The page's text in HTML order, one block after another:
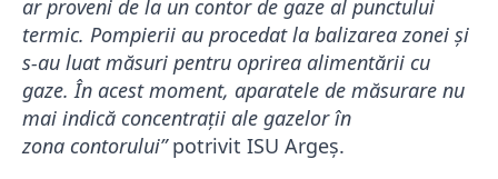
ar proveni de la un contor de gaze al punctului
termic. Pompierii au procedat la balizarea zonei și
s-au luat măsuri pentru oprirea alimentării cu
gaze. În acest moment, aparatele de măsurare nu
mai indică concentrații ale gazelor în
zona contorului”potrivit ISU Argeș.